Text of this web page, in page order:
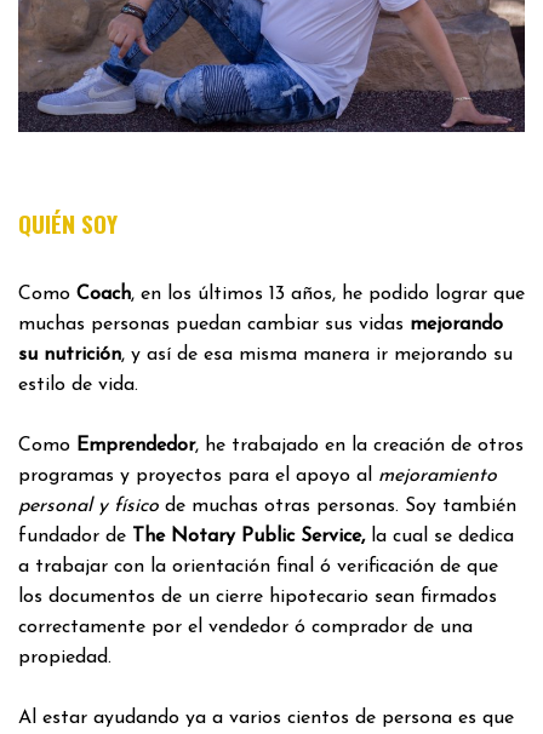
QUIÉN SOY
Como Coach, en los últimos 13 años, he podido lograr que
muchas personas puedan cambiar sus vidas mejorando
su nutrición, y así de esa misma manera ir mejorando su
estilo de vida.
Como Emprendedor, he trabajado en la creación de otros
programas y proyectos para el apoyo al mejoramiento
personal y físico de muchas otras personas. Soy también
fundador de
The Notary Public Service,la cual se dedica
a trabajar con la orientación final ó verificación de que
los documentos de un cierre hipotecario sean firmados
correctamente por el vendedor ó comprador de una
propiedad.
Al estar ayudando ya a varios cientos de persona es que